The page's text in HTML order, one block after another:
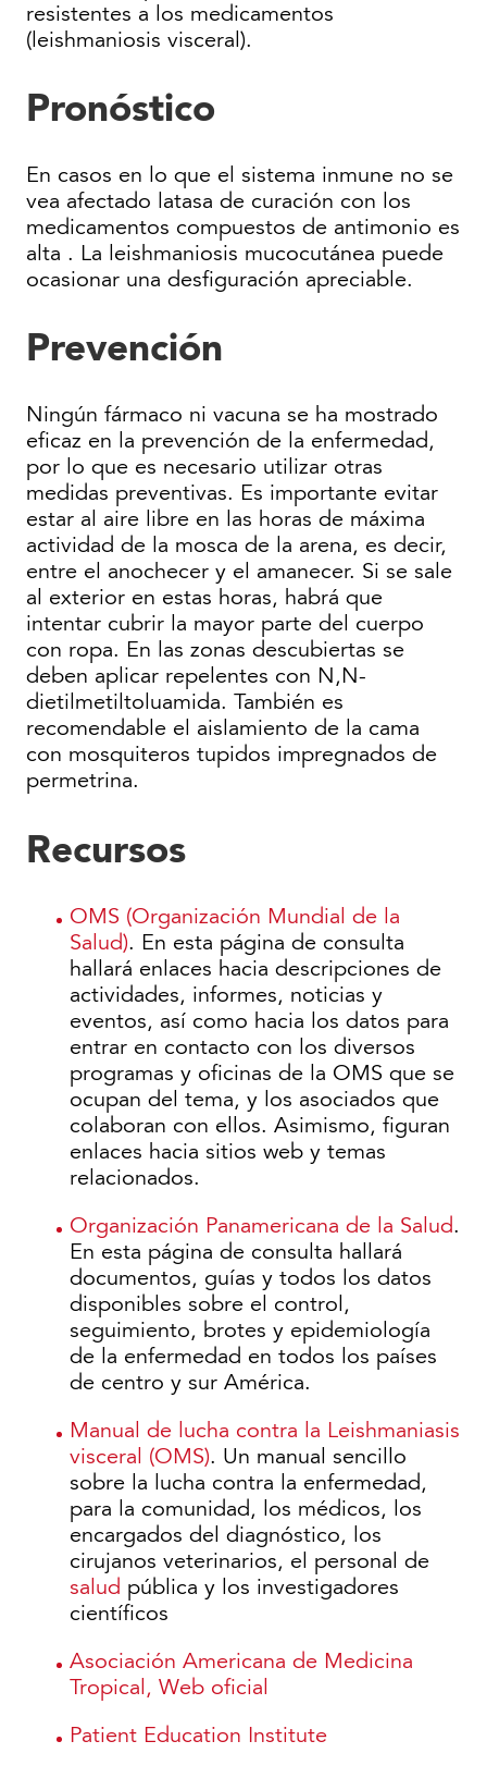
resistentes a los medicamentos
(leishmaniosis visceral).
Pronóstico
En casos en lo que el sistema inmune no se
vea afectado latasa de curación con los
medicamentos compuestos de antimonio es
alta . La leishmaniosis mucocutánea puede
ocasionar una desfiguración apreciable.
Prevención
Ningún fármaco ni vacuna se ha mostrado
eficaz en la prevención de la enfermedad,
por lo que es necesario utilizar otras
medidas preventivas. Es importante evitar
estar al aire libre en las horas de máxima
actividad de la mosca de la arena, es decir,
entre el anochecer y el amanecer. Si se sale
al exterior en estas horas, habrá que
intentar cubrir la mayor parte del cuerpo
con ropa. En las zonas descubiertas se
deben aplicar repelentes con N,N-
dietilmetiltoluamida. También es
recomendable el aislamiento de la cama
con mosquiteros tupidos impregnados de
permetrina.
Recursos
OMS (Organización Mundial de la
Salud). En esta página de consulta
hallará enlaces hacia descripciones de
actividades, informes, noticias y
eventos, así como hacia los datos para
entrar en contacto con los diversos
programas y oficinas de la OMS que se
ocupan del tema, y los asociados que
colaboran con ellos. Asimismo, figuran
enlaces hacia sitios web y temas
relacionados.
Organización Panamericana de la Salud.
En esta página de consulta hallará
documentos, guías y todos los datos
disponibles sobre el control,
seguimiento, brotes y epidemiología
de la enfermedad en todos los países
de centro y sur América.
Manual de lucha contra la Leishmaniasis
visceral (OMS). Un manual sencillo
sobre la lucha contra la enfermedad,
para la comunidad, los médicos, los
encargados del diagnóstico, los
cirujanos veterinarios, el personal de
salud pública y los investigadores
científicos
Asociación Americana de Medicina
Tropical, Web oficial
Patient Education Institute